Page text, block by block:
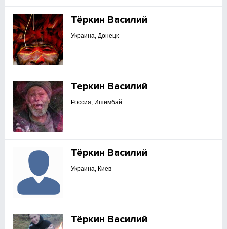
Тёркин Василий
Украина, Донецк
Теркин Василий
Россия, Ишимбай
Тёркин Василий
Украина, Киев
Тёркин Василий